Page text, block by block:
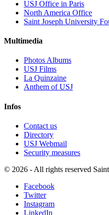
USJ Office in Paris
North America Office
Saint Joseph University
Multimedia
Photos Albums
USJ Films
La Quinzaine
Anthem of USJ
Infos
Contact us
Directory
USJ Webmail
Security measures
© 2026 - All rights reserved
Facebook
Twitter
Instagram
LinkedIn